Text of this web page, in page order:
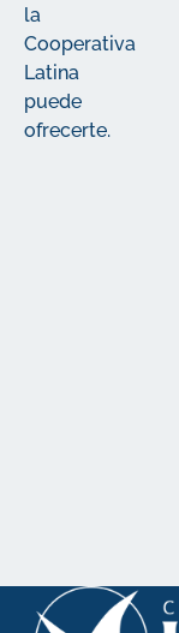
la
Cooperativa
Latina
puede
ofrecerte.